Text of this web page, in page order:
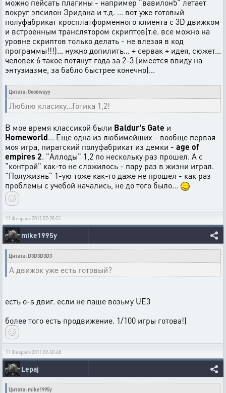
можно пейсать плагины - например "вавилон5" летает
вокруг эпсилон Эридана и т.д. ... вот уже готовый
полуфабрикат кросплатформенного клиента с 3D движком
и встроенным транслятором скриптов(т.е. все можно на
уровне скриптов только делать - не влезая в код
программы!!!)... нужно допилить... + сервак + идея, сюжет...
человек 6 такое потянут года за 2-3 (имеется ввиду на
энтузиазме, за бабло быстрее конечно)...
Цитата: Goodwayy
Люблю класику...Готика 1,2!
В мое время классикой были Baldur's Gate и
Homeworld... Еще одна из любимейших - вообще первая
моя игра, пиратский полуфабрикат из демки - age of
empires 2. "Аллоды" 1,2 по нескольку раз прошел. А с
"контрой" как-то не сложилось - пару раз в жизни играл.
"Полужизнь" 1-ую тоже как-то даже не прошел - как раз
проблемы с учебой начались, не до того было...
11 Февраля 2011 07:28:51
mike1995y
Цитата: D3D3D3D3
А движок уже есть готовый?
есть o-s двиг. если не паше возьму UE3
более того есть продвижение. 1/100 игры готова!)
11 Февраля 2011 09:40:48
Lepaj
Цитата: mike1995y